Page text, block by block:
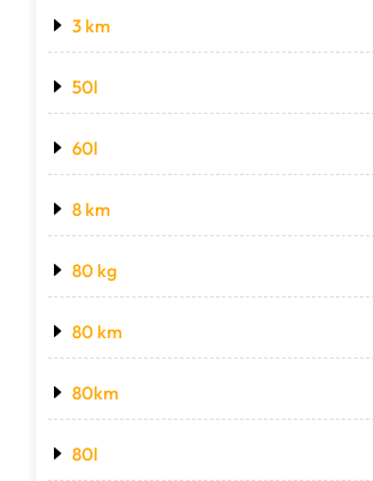
3 km
50l
60l
8 km
80 kg
80 km
80km
80l